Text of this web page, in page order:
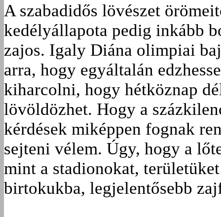
A szabadidős lövészet
kedélyállapota pedig inkább
zajos. Igaly Diána olimpiai
arra, hogy egyáltalán
kiharcolni, hogy hétköznap
lövöldözhet. Hogy a
kérdések miképpen fognak
sejteni vélem. Úgy, hogy a
mint a stadionokat,
birtokukba, legjelentősebb